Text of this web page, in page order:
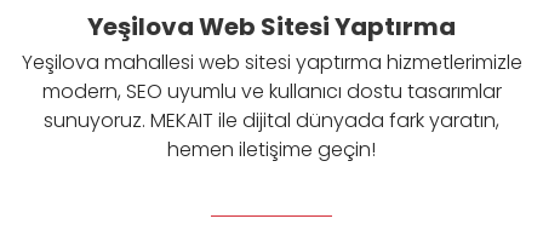
Yeşilova Web Sitesi Yaptırma
Yeşilova mahallesi web sitesi yaptırma hizmetlerimizle
modern, SEO uyumlu ve kullanıcı dostu tasarımlar
sunuyoruz. MEKAIT ile dijital dünyada fark yaratın,
hemen iletişime geçin!